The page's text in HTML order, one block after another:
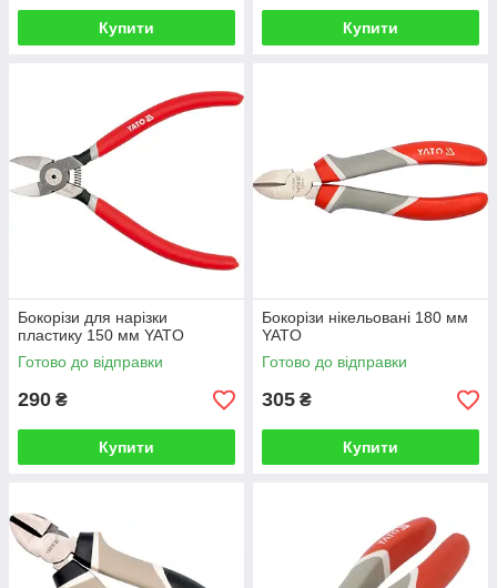
Купити Купити
Бокорізи для нарізки
пластику 150 мм YATO
Готово до відправки
290 ₴
Купити
Бокорізи нікельовані 180 мм
YATO
Готово до відправки
305 ₴
Купити